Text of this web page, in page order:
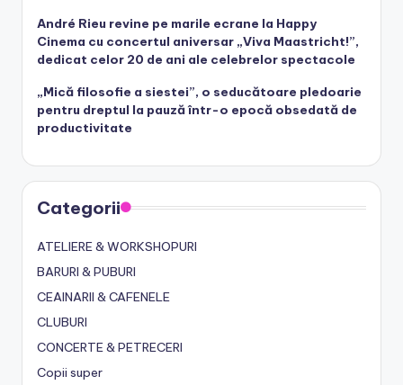
André Rieu revine pe marile ecrane la Happy
Cinema cu concertul aniversar „Viva Maastricht!”,
dedicat celor 20 de ani ale celebrelor spectacole
„Mică filosofie a siestei”, o seducătoare pledoarie
pentru dreptul la pauză într-o epocă obsedată de
productivitate
Categorii
ATELIERE & WORKSHOPURI
BARURI & PUBURI
CEAINARII & CAFENELE
CLUBURI
CONCERTE & PETRECERI
Copii super